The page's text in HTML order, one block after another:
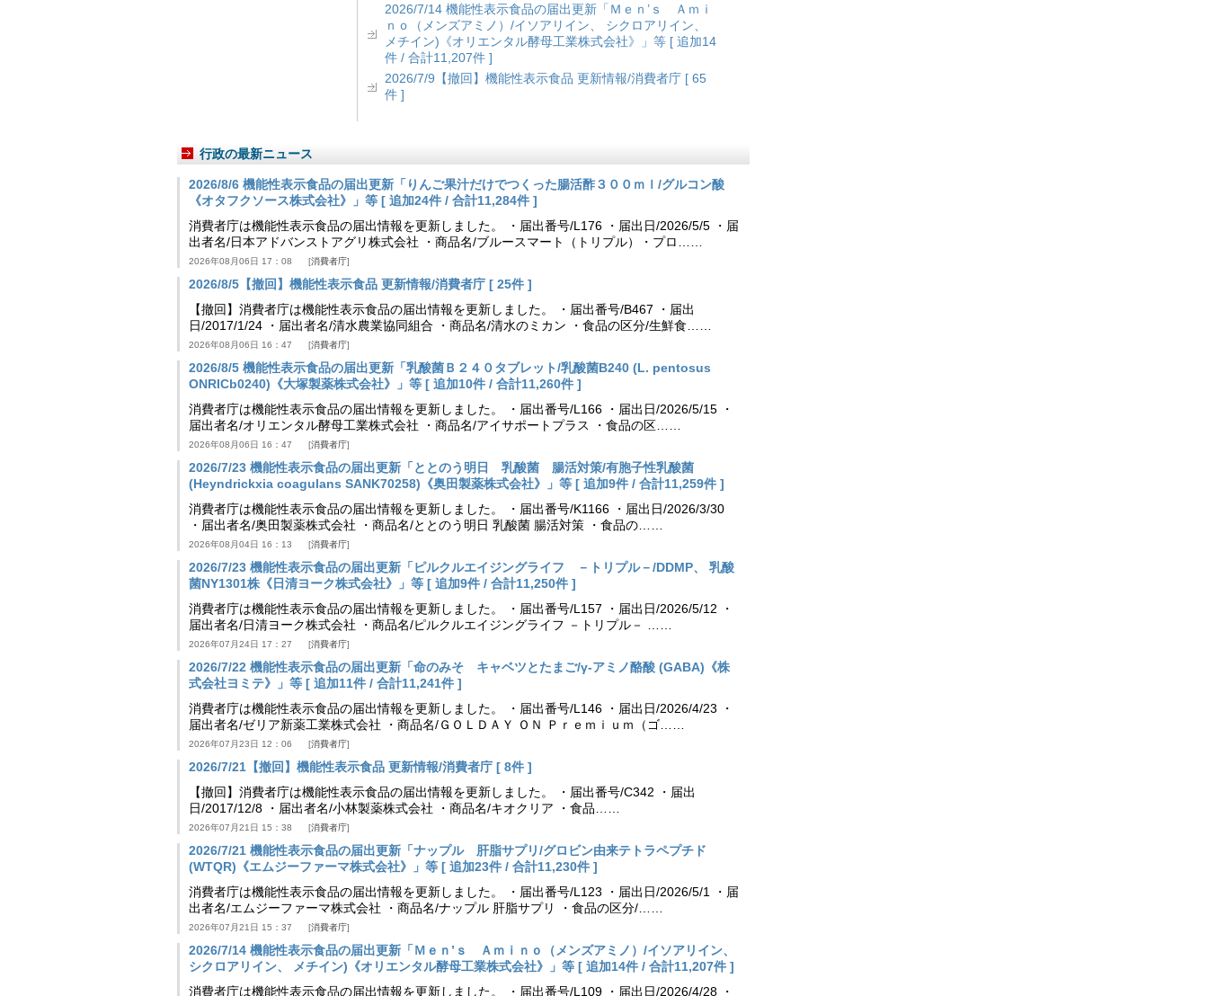
2026/7/14 機能性表示食品の届出更新「Ｍｅｎ’ｓ Ａｍｉ
ｎｏ（メンズアミノ）/イソアリイン、 シクロアリイン、
メチイン)《オリエンタル酵母工業株式会社》」等 [ 追加14
件 / 合計11,207件 ]
2026/7/9【撤回】機能性表示食品 更新情報/消費者庁 [ 65
件 ]
行政の最新ニュース
2026/8/6 機能性表示食品の届出更新「りんご果汁だけでつくった腸活酢３００ｍｌ/グルコン酸
《オタフクソース株式会社》」等 [ 追加24件 / 合計11,284件 ]
消費者庁は機能性表示食品の届出情報を更新しました。 ・届出番号/L176 ・届出日/2026/5/5 ・届
出者名/日本アドバンストアグリ株式会社 ・商品名/ブルースマート（トリプル）・プロ……
2026年08月06日 17：08 消費者庁
2026/8/5【撤回】機能性表示食品 更新情報/消費者庁 [ 25件 ]
【撤回】消費者庁は機能性表示食品の届出情報を更新しました。 ・届出番号/B467 ・届出
日/2017/1/24 ・届出者名/清水農業協同組合 ・商品名/清水のミカン ・食品の区分/生鮮食……
2026年08月06日 16：47 消費者庁
2026/8/5 機能性表示食品の届出更新「乳酸菌Ｂ２４０タブレット/乳酸菌B240 (L. pentosus
ONRICb0240)《大塚製薬株式会社》」等 [ 追加10件 / 合計11,260件 ]
消費者庁は機能性表示食品の届出情報を更新しました。 ・届出番号/L166 ・届出日/2026/5/15 ・
届出者名/オリエンタル酵母工業株式会社 ・商品名/アイサポートプラス ・食品の区……
2026年08月06日 16：47 消費者庁
2026/7/23 機能性表示食品の届出更新「ととのう明日 乳酸菌 腸活対策/有胞子性乳酸菌
(Heyndrickxia coagulans SANK70258)《奥田製薬株式会社》」等 [ 追加9件 / 合計11,259件 ]
消費者庁は機能性表示食品の届出情報を更新しました。 ・届出番号/K1166 ・届出日/2026/3/30
・届出者名/奥田製薬株式会社 ・商品名/ととのう明日 乳酸菌 腸活対策 ・食品の……
2026年08月04日 16：13 消費者庁
2026/7/23 機能性表示食品の届出更新「ピルクルエイジングライフ －トリプル－/DDMP、 乳酸
菌NY1301株《日清ヨーク株式会社》」等 [ 追加9件 / 合計11,250件 ]
消費者庁は機能性表示食品の届出情報を更新しました。 ・届出番号/L157 ・届出日/2026/5/12 ・
届出者名/日清ヨーク株式会社 ・商品名/ピルクルエイジングライフ －トリプル－ ……
2026年07月24日 17：27 消費者庁
2026/7/22 機能性表示食品の届出更新「命のみそ キャベツとたまご/γ-アミノ酪酸 (GABA)《株
式会社ヨミテ》」等 [ 追加11件 / 合計11,241件 ]
消費者庁は機能性表示食品の届出情報を更新しました。 ・届出番号/L146 ・届出日/2026/4/23 ・
届出者名/ゼリア新薬工業株式会社 ・商品名/ＧＯＬＤＡＹ ＯＮ Ｐｒｅｍｉｕｍ（ゴ……
2026年07月23日 12：06 消費者庁
2026/7/21【撤回】機能性表示食品 更新情報/消費者庁 [ 8件 ]
【撤回】消費者庁は機能性表示食品の届出情報を更新しました。 ・届出番号/C342 ・届出
日/2017/12/8 ・届出者名/小林製薬株式会社 ・商品名/キオクリア ・食品……
2026年07月21日 15：38 消費者庁
2026/7/21 機能性表示食品の届出更新「ナップル 肝脂サプリ/グロビン由来テトラペプチド
(WTQR)《エムジーファーマ株式会社》」等 [ 追加23件 / 合計11,230件 ]
消費者庁は機能性表示食品の届出情報を更新しました。 ・届出番号/L123 ・届出日/2026/5/1 ・届
出者名/エムジーファーマ株式会社 ・商品名/ナップル 肝脂サプリ ・食品の区分/……
2026年07月21日 15：37 消費者庁
2026/7/14 機能性表示食品の届出更新「Ｍｅｎ’ｓ Ａｍｉｎｏ（メンズアミノ）/イソアリイン、
シクロアリイン、 メチイン)《オリエンタル酵母工業株式会社》」等 [ 追加14件 / 合計11,207件 ]
消費者庁は機能性表示食品の届出情報を更新しました。 ・届出番号/L109 ・届出日/2026/4/28 ・